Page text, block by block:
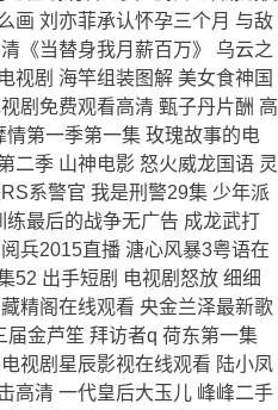
画 刘亦菲承认怀孕三个月 与敌
《当替身我月薪百万》 乌云之
视剧 海竿组装图解 美女食神国
剧免费观看高清 甄子丹片酬 高
第一季第一集 玫瑰故事的电
二季 山神电影 怒火威龙国语 灵
系警官 我是刑警29集 少年派
最后的战争无广告 成龙武打
兵2015直播 溏心风暴3粤语在
52 出手短剧 电视剧怒放 细细
精阁在线观看 央金兰泽最新歌
届金芦笙 拜访者q 荷东第一集
视剧星辰影视在线观看 陆小凤
高清 一代皇后大玉儿 峰峰二手